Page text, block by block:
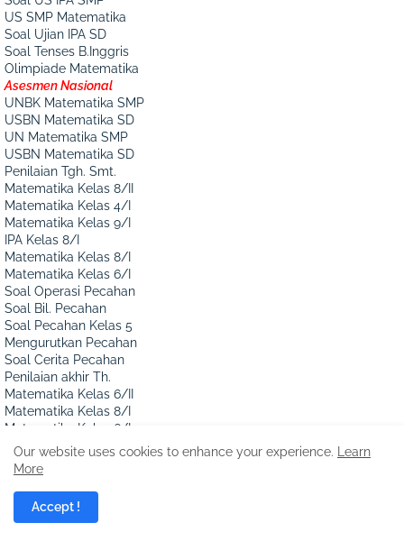
US SMP Matematika
Soal Ujian IPA SD
Soal Tenses B.Inggris
Olimpiade Matematika
Asesmen Nasional
UNBK Matematika SMP
USBN Matematika SD
UN Matematika SMP
USBN Matematika SD
Penilaian Tgh. Smt.
Matematika Kelas 8/II
Matematika Kelas 4/I
Matematika Kelas 9/I
IPA Kelas 8/I
Matematika Kelas 8/I
Matematika Kelas 6/I
Soal Operasi Pecahan
Soal Bil. Pecahan
Soal Pecahan Kelas 5
Mengurutkan Pecahan
Soal Cerita Pecahan
Penilaian akhir Th.
Matematika Kelas 6/II
Matematika Kelas 8/I
Matematika Kelas 6/I
IPA Kelas 8/II
Matematika Kelas 8/II
Matematika Kelas 10/I
Matematika Kelas 9/I
Matematika Kelas 9/II
Our website uses cookies to enhance your experience.
Learn
More
Accept !